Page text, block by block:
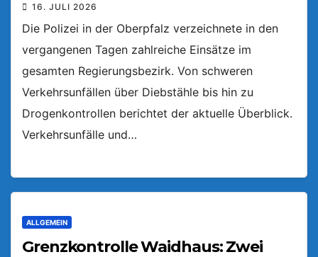
16. JULI 2026
Die Polizei in der Oberpfalz verzeichnete in den
vergangenen Tagen zahlreiche Einsätze im
gesamten Regierungsbezirk. Von schweren
Verkehrsunfällen über Diebstähle bis hin zu
Drogenkontrollen berichtet der aktuelle Überblick.
Verkehrsunfälle und…
ALLGEMEIN
Grenzkontrolle Waidhaus: Zwei